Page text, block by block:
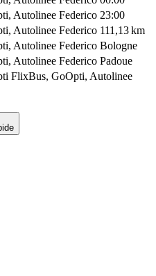
Autolinee Federico 23:00
Autolinee Federico 111,13 km
Autolinee Federico Bologne
Autolinee Federico Padoue
FlixBus, GoOpti, Autolinee